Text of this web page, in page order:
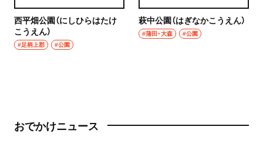
西平畑公園（にしひらはたけ
こうえん）
#足柄上郡 #公園
萩中公園（はぎなかこうえん）
#蒲田・大森 #公園
おでかけニュース